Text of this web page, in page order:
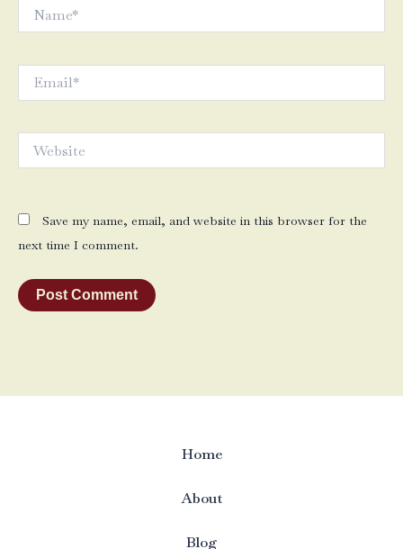
Save my name, email, and website in this browser for the
next time I comment.
Home
About
Blog